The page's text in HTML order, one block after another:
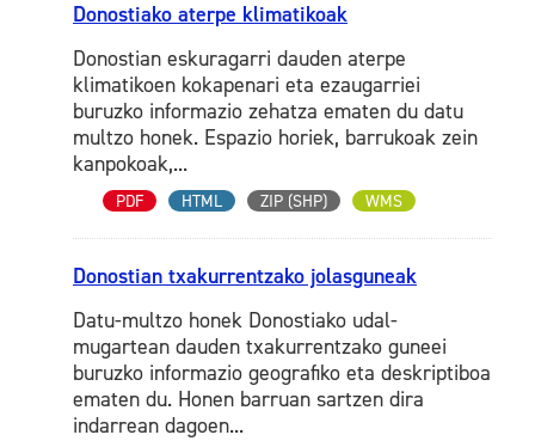
Donostiako aterpe klimatikoak
Donostian eskuragarri dauden aterpe
klimatikoen kokapenari eta ezaugarriei
buruzko informazio zehatza ematen du datu
multzo honek. Espazio horiek, barrukoak zein
kanpokoak,...
PDF HTML ZIP (SHP) WMS
Donostian txakurrentzako jolasguneak
Datu-multzo honek Donostiako udal-
mugartean dauden txakurrentzako guneei
buruzko informazio geografiko eta deskriptiboa
ematen du. Honen barruan sartzen dira
indarrean dagoen...